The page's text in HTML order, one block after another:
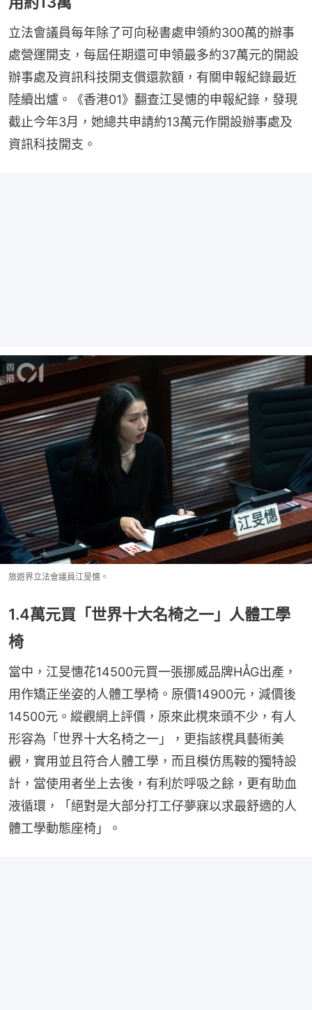
立法會議員每年除了可向秘書處申領約300萬的辦事
處營運開支，每屆任期還可申領最多約37萬元的開設
辦事處及資訊科技開支償還款額，有關申報紀錄最近
陸續出爐。《香港01》翻查江旻憓的申報紀錄，發現
截止今年3月，她總共申請約13萬元作開設辦事處及
資訊科技開支。
旅遊界立法會議員江旻憓。
1.4萬元買「世界十大名椅之一」人體工學
椅
當中，江旻憓花14500元買一張挪威品牌HÅG出產，
用作矯正坐姿的人體工學椅。原價14900元，減價後
14500元。縱觀網上評價，原來此櫈來頭不少，有人
形容為「世界十大名椅之一」，更指該櫈具藝術美
觀，實用並且符合人體工學，而且模仿馬鞍的獨特設
計，當使用者坐上去後，有利於呼吸之餘，更有助血
液循環，「絕對是大部分打工仔夢寐以求最舒適的人
體工學動態座椅」。